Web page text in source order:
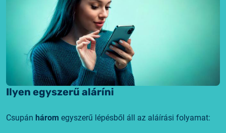
Ilyen egyszerű aláríni
Csupán három egyszerű lépésből áll az aláírási folyamat: